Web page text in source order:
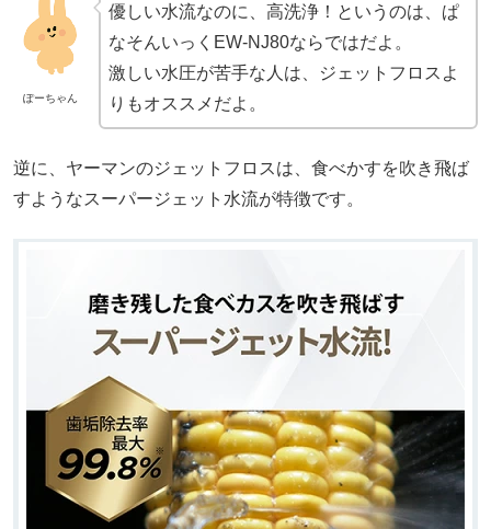
ぽーちゃん
優しい水流なのに、高洗浄！というのは、ぱ
なそんいっくEW-NJ80ならではだよ。
激しい水圧が苦手な人は、ジェットフロスよ
りもオススメだよ。
逆に、ヤーマンのジェットフロスは、食べかすを吹き飛ば
すようなスーパージェット水流が特徴です。